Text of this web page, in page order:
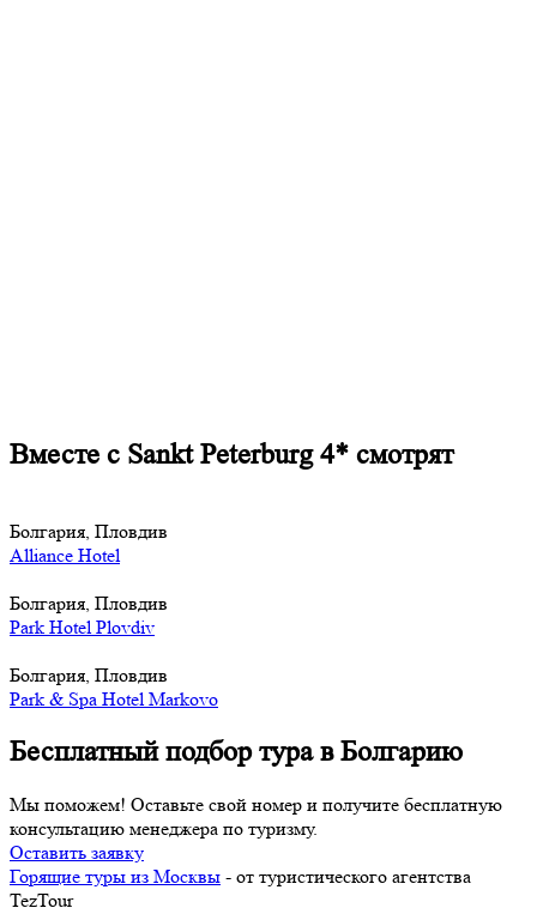
Вместе с Sankt Peterburg 4* смотрят
Болгария, Пловдив
Alliance Hotel
Болгария, Пловдив
Park Hotel Plovdiv
Болгария, Пловдив
Park & Spa Hotel Markovo
Бесплатный подбор тура в Болгарию
Мы поможем! Оставьте свой номер и получите бесплатную
консультацию менеджера по туризму.
Оставить заявку
Горящие туры из Москвы - от туристического агентства
TezTour